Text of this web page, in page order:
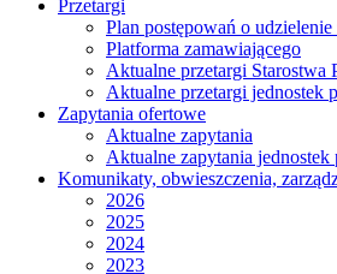
Przetargi
Plan postępowań o
Platforma zamawiającego
Aktualne przetargi Starostwa
Aktualne przetargi jednostek
Zapytania ofertowe
Aktualne zapytania
Aktualne zapytania jednostek
Komunikaty, obwieszczenia,
2026
2025
2024
2023